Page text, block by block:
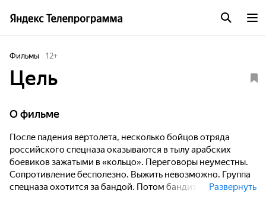
Фильмы 12+
Цель
О фильме
После падения вертолета, несколько бойцов отряда
российского спецназа оказываются в тылу арабских
боевиков зажатыми в «кольцо». Переговоры неуместны.
Сопротивление бесполезно. Выжить невозможно. Группа
спецназа охотится за бандой. Потом бандиты охотятся на
Развернуть